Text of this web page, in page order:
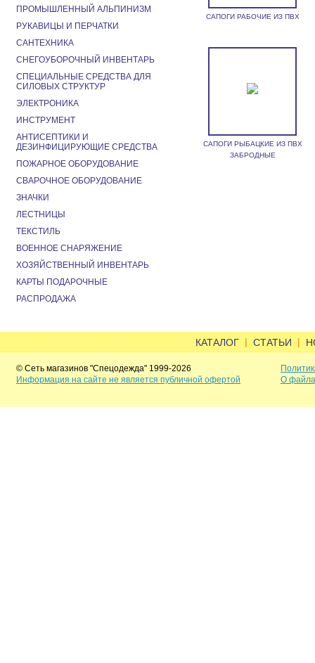
САПОГИ РАБОЧИЕ ИЗ ПВХ
САПОГИ РЫБАЦКИЕ ИЗ ПВХ
ЗАБРОДНЫЕ
ПРОМЫШЛЕННЫЙ АЛЬПИНИЗМ
РУКАВИЦЫ И ПЕРЧАТКИ
САНТЕХНИКА
СНЕГОУБОРОЧНЫЙ ИНВЕНТАРЬ
СПЕЦИАЛЬНЫЕ СРЕДСТВА ДЛЯ
СИЛОВЫХ СТРУКТУР
ЭЛЕКТРОНИКА
ИНСТРУМЕНТ
АНТИСЕПТИКИ И
ДЕЗИНФИЦИРУЮЩИЕ СРЕДСТВА
ПОЖАРНОЕ ОБОРУДОВАНИЕ
СВАРОЧНОЕ ОБОРУДОВАНИЕ
ЗНАЧКИ
ЛЕСТНИЦЫ
ТЕКСТИЛЬ
ВОЕННОЕ СНАРЯЖЕНИЕ
ХОЗЯЙСТВЕННЫЙ ИНВЕНТАРЬ
КАРТЫ ПОДАРОЧНЫЕ
РАСПРОДАЖА
КАТАЛОГ | СТАТЬИ |
© Сеть магазинов "Спецодежда" 1999-2026
Информация на сайте не является публичной офертой
О